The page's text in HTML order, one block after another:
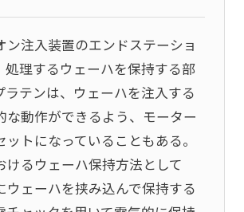
ン注入装置のエンドステーショ
処理するウェーハを保持する部
ラテンは、ウェーハを注入する
な動作ができるよう、モーター
トになっていることもある。
けるウェーハ保持方法として
ウェーハを挟み込んで保持する